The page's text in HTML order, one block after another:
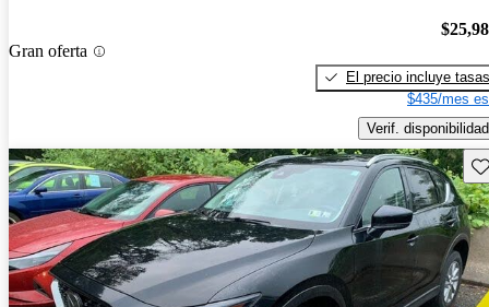
Gran oferta
El precio incluye tasas
$435/mes
Verif. disponibilidad